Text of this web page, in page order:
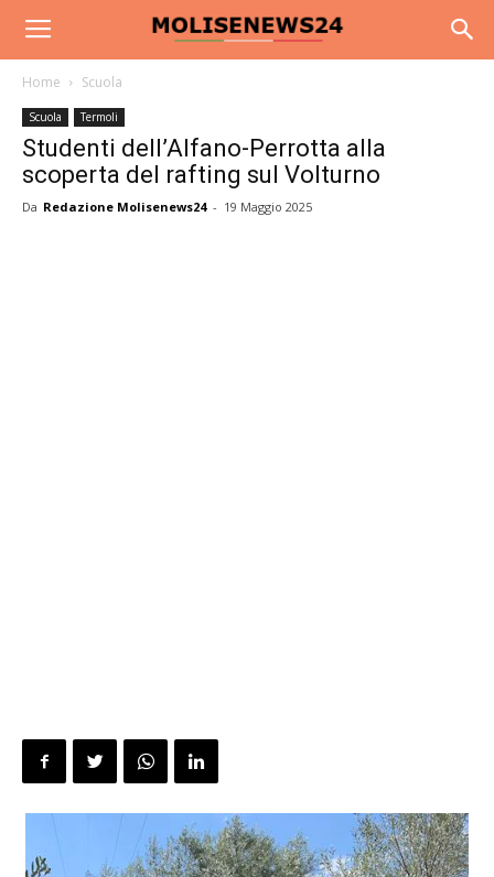
Home Scuola
Scuola Termoli
Studenti dell’Alfano-Perrotta alla
scoperta del rafting sul Volturno
Da Redazione Molisenews24 - 19 Maggio 2025